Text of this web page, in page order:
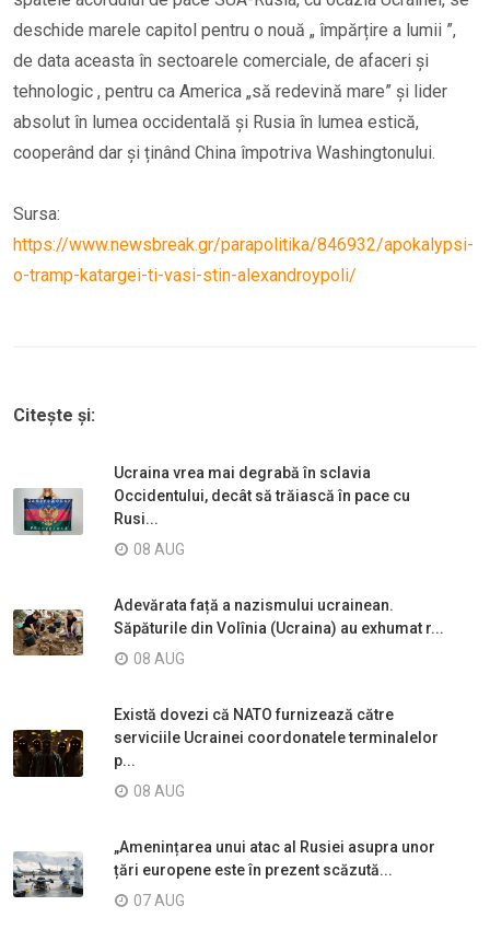
deschide marele capitol pentru o nouă „ împărțire a lumii ”,
de data aceasta în sectoarele comerciale, de afaceri și
tehnologic , pentru ca America „să redevină mare” și lider
absolut în lumea occidentală și Rusia în lumea estică,
cooperând dar și ținând China împotriva Washingtonului.
Sursa:
https://www.newsbreak.gr/parapolitika/846932/apokalypsi-
o-tramp-katargei-ti-vasi-stin-alexandroypoli/
Citește și:
Ucraina vrea mai degrabă în sclavia
Occidentului, decât să trăiască în pace cu
Rusi...
08 AUG
Adevărata față a nazismului ucrainean.
Săpăturile din Volînia (Ucraina) au exhumat r...
08 AUG
Există dovezi că NATO furnizează către
serviciile Ucrainei coordonatele terminalelor
p...
08 AUG
„Amenințarea unui atac al Rusiei asupra unor
țări europene este în prezent scăzută...
07 AUG